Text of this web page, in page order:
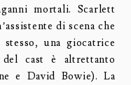
mortali. Scarlett
di scena che
una giocatrice
cast è altrettanto
e David Bowie). La